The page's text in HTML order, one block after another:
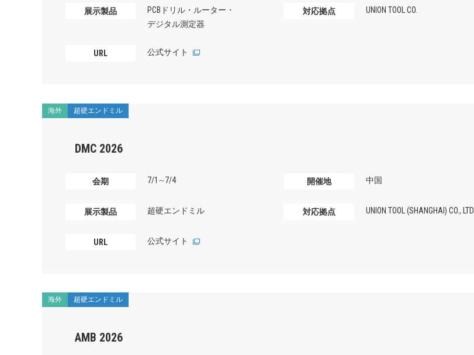
展示製品
PCBドリル・ルーター・
デジタル測定器
対応拠点 UNION TOOL CO.
URL 公式サイト
海外 超硬エンドミル
DMC 2026
会期 7/1∼7/4 開催地 中国
展示製品 超硬エンドミル 対応拠点 UNION TOOL (SHANGHAI) CO., LTD.
URL 公式サイト
海外 超硬エンドミル
AMB 2026